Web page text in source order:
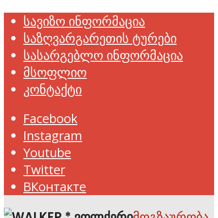
სავიზო ინფორმაცია
საზღვარგარეთის ტურები
სასარგებლო ინფორმაცია
მსოფლიო
კონტაქტი
Facebook
Instagram
Youtube
Twitter
ВКонтакте